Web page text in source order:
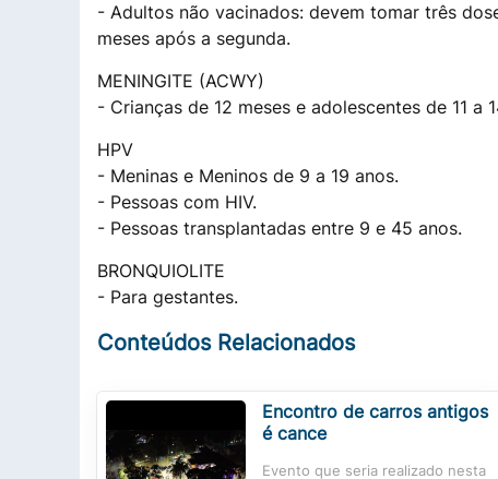
- Adultos não vacinados: devem tomar três
meses após a segunda.
MENINGITE (ACWY)
- Crianças de 12 meses e adolescentes de 11 a
HPV
- Meninas e Meninos de 9 a 19 anos.
- Pessoas com HIV.
- Pessoas transplantadas entre 9 e 45 anos.
BRONQUIOLITE
- Para gestantes.
Conteúdos Relacionados
Encontro de carros antigos
é cance
Evento que seria realizado nesta